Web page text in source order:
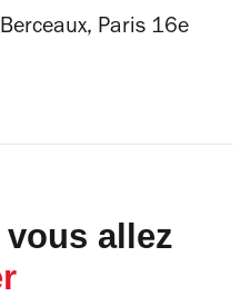
Paris 16e
allez